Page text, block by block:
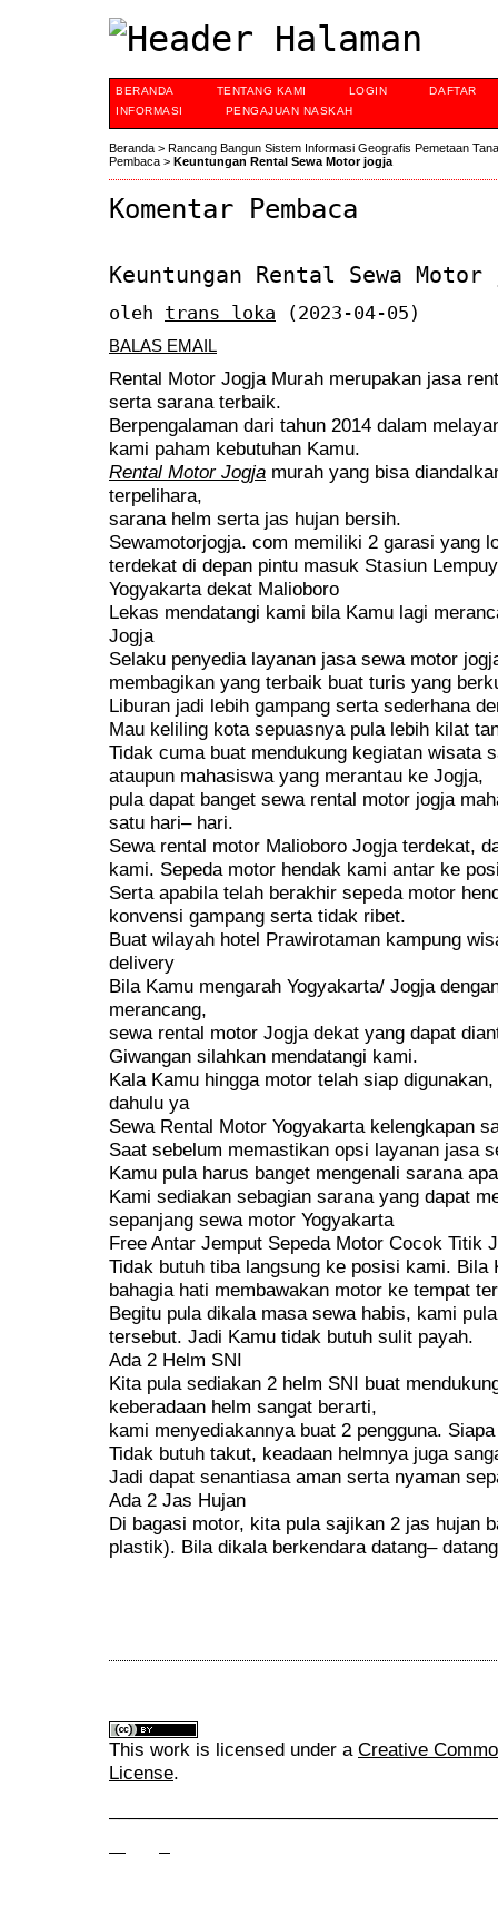
BERANDA TENTANG KAMI LOGIN
DAFTAR
INFORMASI
PENGAJUAN NASKAH
Beranda > Rancang Bangun Sistem Informasi Geografis Pemetaan
Pembaca > Keuntungan Rental Sewa Motor jogja
Komentar Pembaca
Keuntungan Rental Sewa
oleh trans loka (2023-04-05)
BALAS EMAIL
Rental Motor Jogja Murah merupakan jasa
serta sarana terbaik.
Berpengalaman dari tahun 2014 dalam
kami paham kebutuhan Kamu.
Rental Motor Jogja murah yang bisa
terpelihara,
sarana helm serta jas hujan bersih.
Sewamotorjogja. com memiliki 2 garasi yang
terdekat di depan pintu masuk Stasiun
Yogyakarta dekat Malioboro
Lekas mendatangi kami bila Kamu lagi
Jogja
Selaku penyedia layanan jasa sewa motor
membagikan yang terbaik buat turis yang
Liburan jadi lebih gampang serta sederhana
Mau keliling kota sepuasnya pula lebih kilat
Tidak cuma buat mendukung kegiatan wisata
ataupun mahasiswa yang merantau ke Jogja,
pula dapat banget sewa rental motor jogja
satu hari– hari.
Sewa rental motor Malioboro Jogja terdekat,
kami. Sepeda motor hendak kami antar ke
Serta apabila telah berakhir sepeda motor
konvensi gampang serta tidak ribet.
Buat wilayah hotel Prawirotaman kampung
delivery
Bila Kamu mengarah Yogyakarta/ Jogja
merancang,
sewa rental motor Jogja dekat yang dapat
Giwangan silahkan mendatangi kami.
Kala Kamu hingga motor telah siap
dahulu ya
Sewa Rental Motor Yogyakarta kelengkapan
Saat sebelum memastikan opsi layanan jasa
Kamu pula harus banget mengenali sarana
Kami sediakan sebagian sarana yang dapat
sepanjang sewa motor Yogyakarta
Free Antar Jemput Sepeda Motor Cocok Titik
Tidak butuh tiba langsung ke posisi kami. Bila
bahagia hati membawakan motor ke tempat
Begitu pula dikala masa sewa habis, kami
tersebut. Jadi Kamu tidak butuh sulit payah.
Ada 2 Helm SNI
Kita pula sediakan 2 helm SNI buat
keberadaan helm sangat berarti,
kami menyediakannya buat 2 pengguna.
Tidak butuh takut, keadaan helmnya juga
Jadi dapat senantiasa aman serta nyaman
Ada 2 Jas Hujan
Di bagasi motor, kita pula sajikan 2 jas hujan
plastik). Bila dikala berkendara datang–
This work is licensed under a Creative
License.